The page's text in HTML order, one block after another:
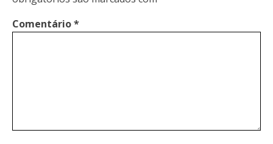
Comentário*